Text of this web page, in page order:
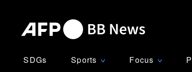
SDGs Sports ∨ Focus ∨